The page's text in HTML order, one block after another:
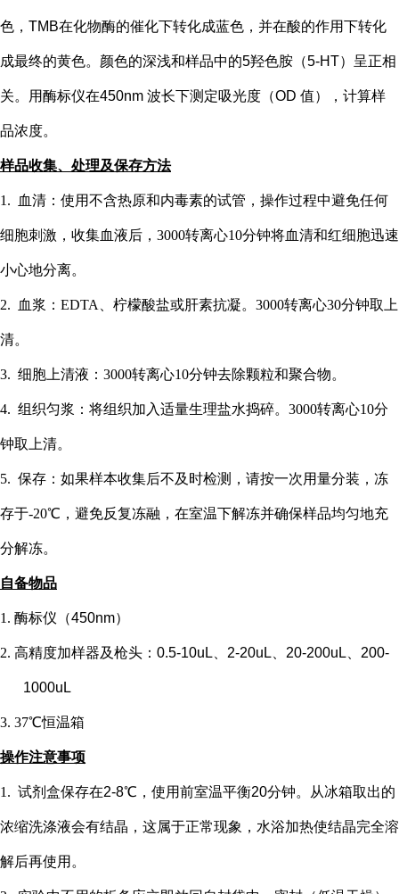
色，TMB在化物酶的催化下转化成蓝色，并在酸的作用下转化
成最终的黄色。颜色的深浅和样品中的5羟色胺（5-HT） 呈正相
关。用酶标仪在450nm 波长下测定吸光度（OD 值），计算样
品浓度。
样品收集、处理及保存方法
1. 血清：使用不含热原和内毒素的试管，操作过程中避免任何
细胞刺激，收集血液后，3000转离心10分钟将血清和红细胞迅速
小心地分离。
2. 血浆：EDTA、柠檬酸盐或肝素抗凝。3000转离心30分钟取上
清。
3. 细胞上清液：3000转离心10分钟去除颗粒和聚合物。
4. 组织匀浆：将组织加入适量生理盐水捣碎。3000转离心10分
钟取上清。
5. 保存：如果样本收集后不及时检测，请按一次用量分装，冻
存于-20℃，避免反复冻融，在室温下解冻并确保样品均匀地充
分解冻。
自备物品
1. 酶标仪（450nm）
2. 高精度加样器及枪头： 0.5-10uL、2-20uL、20-200uL、200-
1000uL
3. 37℃恒温箱
操作注意事项
1. 试剂盒保存在2-8℃，使用前室温平衡20分钟。从冰箱取出的
浓缩洗涤液会有结晶，这属于正常现象，水浴加热使结晶完全溶
解后再使用。